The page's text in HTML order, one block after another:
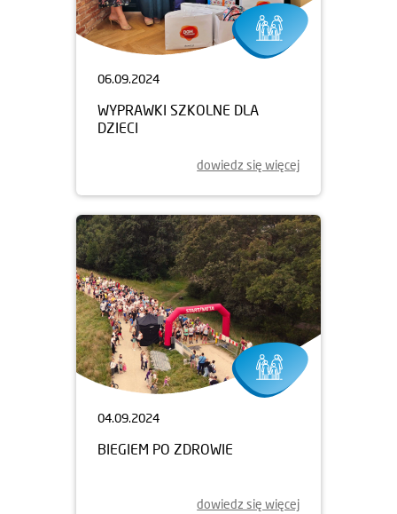
06.09.2024
WYPRAWKI SZKOLNE DLA
DZIECI
dowiedz się więcej
04.09.2024
BIEGIEM PO ZDROWIE
dowiedz się więcej